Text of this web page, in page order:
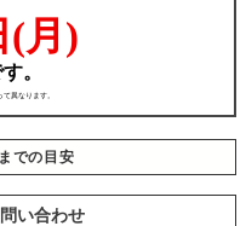
での目安
い合わせ